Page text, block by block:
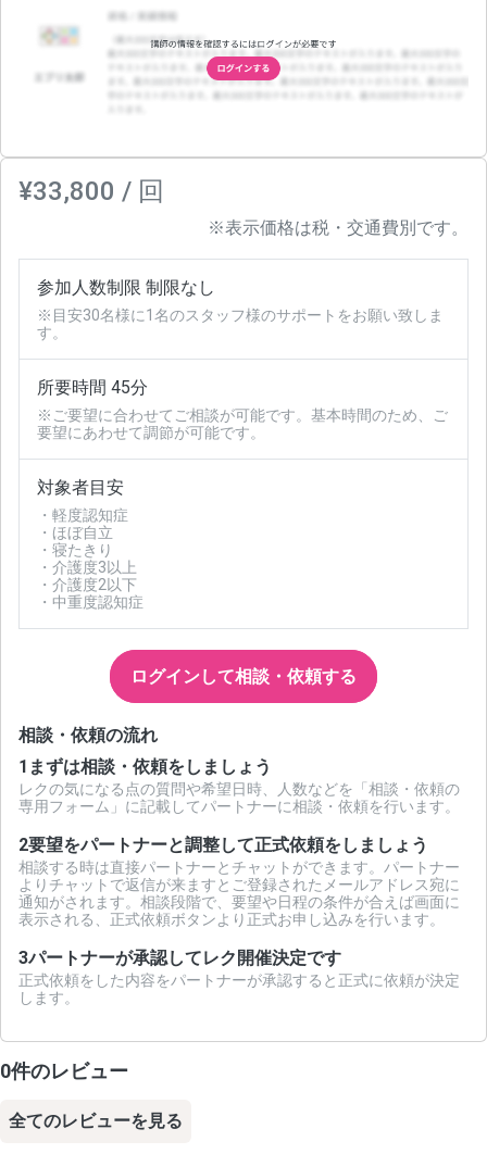
¥33,800 / 回
※表示価格は税・交通費別です。
参加人数制限 制限なし
※目安30名様に1名のスタッフ様のサポートをお願い致しま
す。
所要時間 45分
※ご要望に合わせてご相談が可能です。基本時間のため、ご
要望にあわせて調節が可能です。
対象者目安
・軽度認知症
・ほぼ自立
・寝たきり
・介護度3以上
・介護度2以下
・中重度認知症
ログインして相談・依頼する
相談・依頼の流れ
1 まずは相談・依頼をしましょう
レクの気になる点の質問や希望日時、人数などを「相談・依頼の
専用フォーム」に記載してパートナーに相談・依頼を行います。
2要望をパートナーと調整して正式依頼をしましょう
相談する時は直接パートナーとチャットができます。パートナー
よりチャットで返信が来ますとご登録されたメールアドレス宛に
通知がされます。相談段階で、要望や日程の条件が合えば画面に
表示される、正式依頼ボタンより正式お申し込みを行います。
3パートナーが承認してレク開催決定です
正式依頼をした内容をパートナーが承認すると正式に依頼が決定
します。
0件のレビュー
全てのレビューを見る